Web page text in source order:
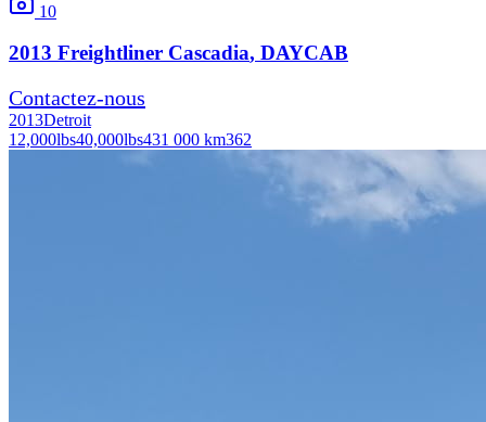
10
2013 Freightliner Cascadia, DAYCAB
Contactez-nous
2013Detroit
12,000lbs40,000lbs431 000 km362